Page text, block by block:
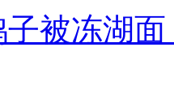
被冻湖